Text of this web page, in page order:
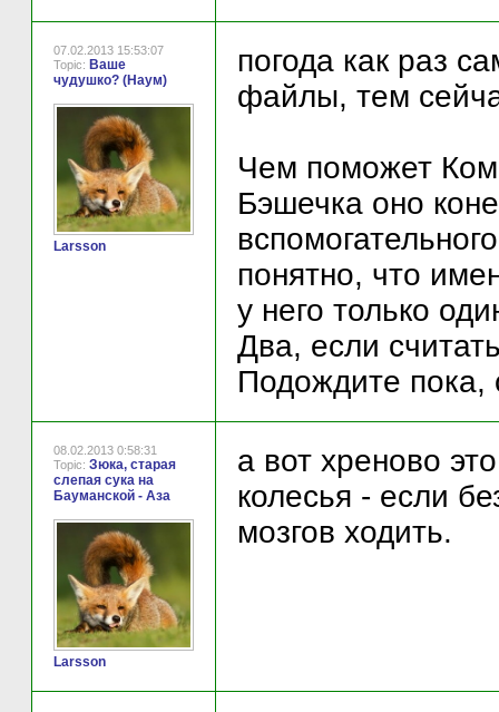
07.02.2013 15:53:07
Topic: Ваше
чудушко? (Наум)
Larsson
погода как раз
файлы, тем
Чем поможет
Бэшечка оно
понятно, что
у него только
Два, если
Подождите пока,
08.02.2013 0:58:31
Topic: Зюка, старая
слепая сука на
Бауманской - Аза
Larsson
а вот хреново
колесья - если
мозгов ходить.